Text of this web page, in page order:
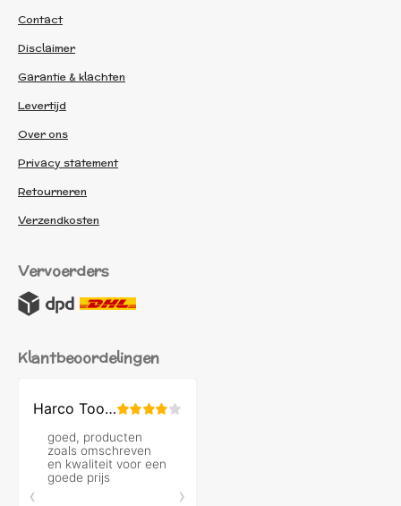
Contact
Disclaimer
Garantie & klachten
Levertijd
Over ons
Privacy statement
Retourneren
Verzendkosten
Vervoerders
Klantbeoordelingen